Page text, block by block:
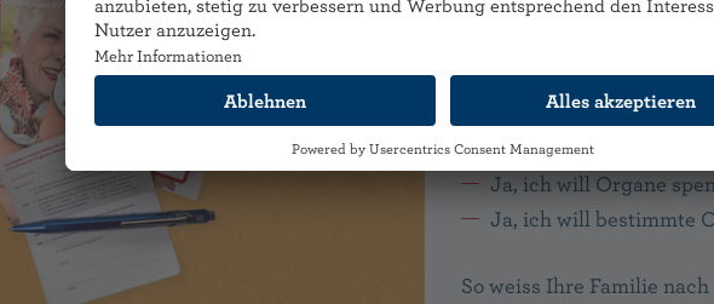
bestellen:Organspende-
Auf der Karte können Sie
Nein, ich will keine
Ja, ich will Organe
Ja, ich will bestimmte
So weiss Ihre Familie